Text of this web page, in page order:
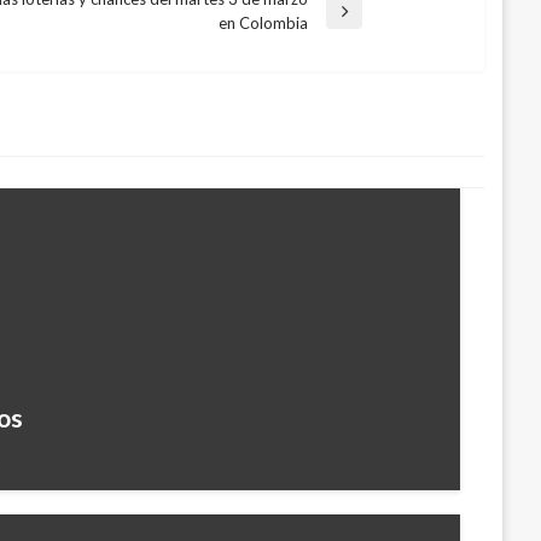
en Colombia